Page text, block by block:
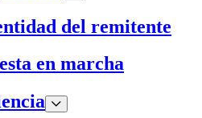
del remitente
en marcha